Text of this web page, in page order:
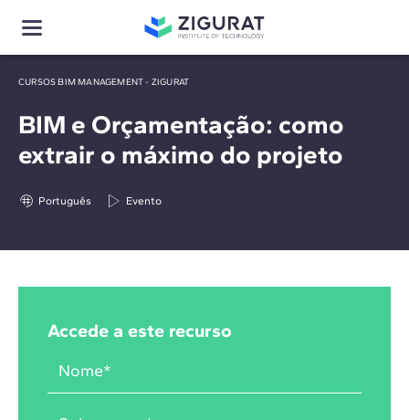
CURSOS BIM MANAGEMENT - ZIGURAT
BIM e Orçamentação: como
extrair o máximo do projeto
Português Evento
Accede a este recurso